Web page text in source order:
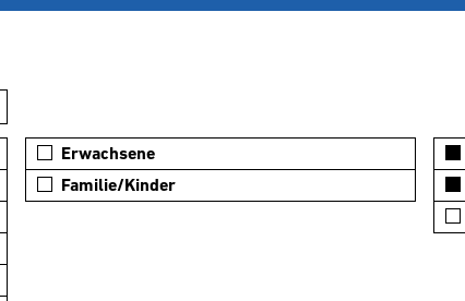
Erwachsene
Familie/Kinder